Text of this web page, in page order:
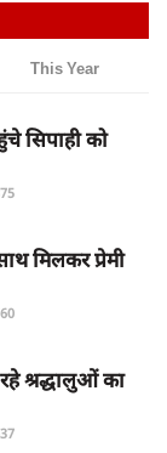
This Year
सिपाही को
मिलकर प्रेमी
श्रद्धालुओं का